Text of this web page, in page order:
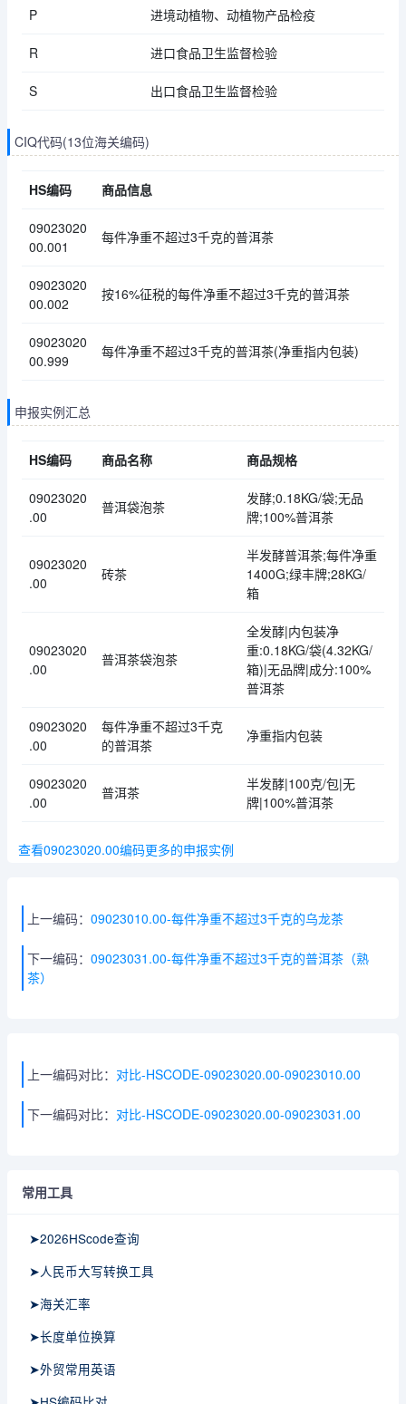
P 进境动植物、动植物产品检疫
R 进口食品卫生监督检验
S 出口食品卫生监督检验
CIQ代码(13位海关编码)
HS编码 商品信息
09023020
00.001
每件净重不超过3千克的普洱茶
09023020
00.002
按16%征税的每件净重不超过3千克的普洱茶
09023020
00.999
每件净重不超过3千克的普洱茶(净重指内包装)
申报实例汇总
HS编码 商品名称 商品规格
09023020
.00
普洱袋泡茶
发酵;0.18KG/袋;无品
牌;100%普洱茶
09023020
.00
砖茶
半发酵普洱茶;每件净重
1400G;绿丰牌;28KG/
箱
09023020
.00
普洱茶袋泡茶
全发酵|内包装净
重:0.18KG/袋(4.32KG/
箱)|无品牌|成分:100%
普洱茶
09023020
.00
每件净重不超过3千克
的普洱茶
净重指内包装
09023020
.00
普洱茶
半发酵|100克/包|无
牌|100%普洱茶
查看09023020.00编码更多的申报实例
上一编码： 09023010.00-每件净重不超过3千克的乌龙茶
下一编码： 09023031.00-每件净重不超过3千克的普洱茶（熟
茶）
上一编码对比： 对比-HSCODE-09023020.00-09023010.00
下一编码对比： 对比-HSCODE-09023020.00-09023031.00
常用工具
➤2026HScode查询
➤人民币大写转换工具
➤海关汇率
➤长度单位换算
➤外贸常用英语